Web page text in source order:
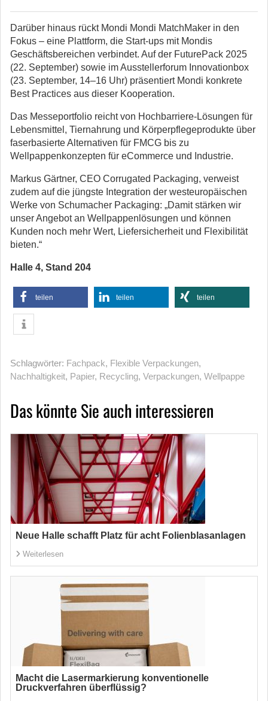
Darüber hinaus rückt Mondi Mondi MatchMaker in den
Fokus – eine Plattform, die Start-ups mit Mondis
Geschäftsbereichen verbindet. Auf der FuturePack 2025
(22. September) sowie im Ausstellerforum Innovationbox
(23. September, 14–16 Uhr) präsentiert Mondi konkrete
Best Practices aus dieser Kooperation.
Das Messeportfolio reicht von Hochbarriere-Lösungen für
Lebensmittel, Tiernahrung und Körperpflegeprodukte über
faserbasierte Alternativen für FMCG bis zu
Wellpappenkonzepten für eCommerce und Industrie.
Markus Gärtner, CEO Corrugated Packaging, verweist
zudem auf die jüngste Integration der westeuropäischen
Werke von Schumacher Packaging: „Damit stärken wir
unser Angebot an Wellpappenlösungen und können
Kunden noch mehr Wert, Liefersicherheit und Flexibilität
bieten.“
Halle 4, Stand 204
teilen teilen teilen
Schlagwörter: Fachpack, Flexible Verpackungen,
Nachhaltigkeit, Papier, Recycling, Verpackungen, Wellpappe
Das könnte Sie auch interessieren
Neue Halle schafft Platz für acht Folienblasanlagen
Weiterlesen
Macht die Lasermarkierung konventionelle
Druckverfahren überflüssig?